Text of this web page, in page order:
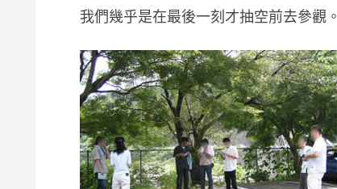
我們幾乎是在最後一刻才抽空前去參觀。